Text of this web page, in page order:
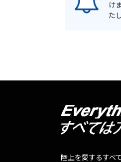
け
た
陸上を愛するすべ